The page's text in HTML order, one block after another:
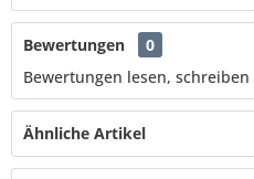
Bewertungen
0
Bewertungen lesen,
Ähnliche Artikel